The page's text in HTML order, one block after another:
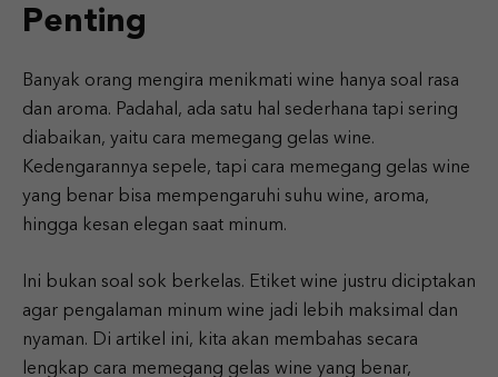
Penting
Banyak orang mengira menikmati wine hanya soal rasa
dan aroma. Padahal, ada satu hal sederhana tapi sering
diabaikan, yaitu cara memegang gelas wine.
Kedengarannya sepele, tapi cara memegang gelas wine
yang benar bisa mempengaruhi suhu wine, aroma,
hingga kesan elegan saat minum.
Ini bukan soal sok berkelas. Etiket wine justru diciptakan
agar pengalaman minum wine jadi lebih maksimal dan
nyaman. Di artikel ini, kita akan membahas secara
lengkap cara memegang gelas wine yang benar,